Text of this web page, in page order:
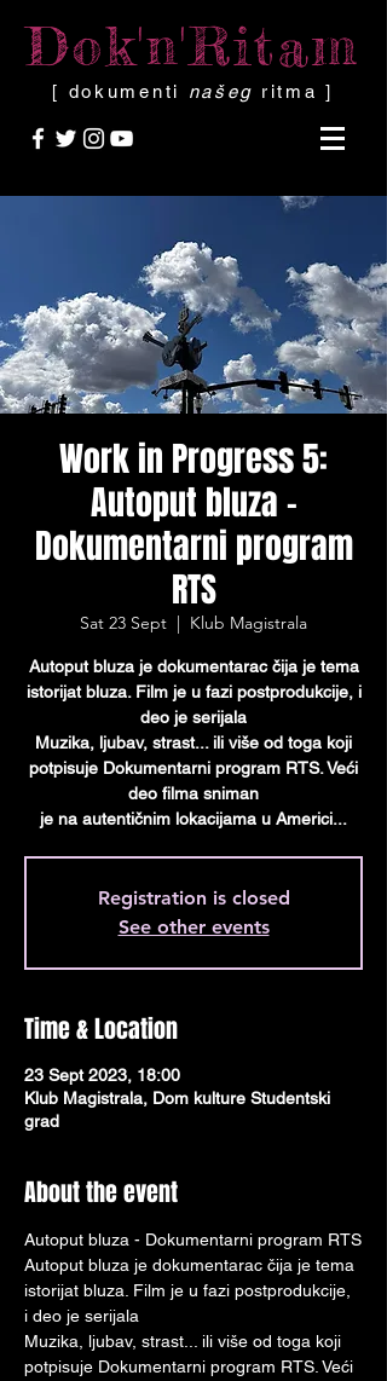
Dok'n'Ritam
[ dokumenti našeg ritma ]
Work in Progress 5:
Autoput bluza -
Dokumentarni program
RTS
Sat 23 Sept
  |
Klub Magistrala
Autoput bluza je dokumentarac čija je tema
istorijat bluza. Film je u fazi postprodukcije, i
deo je serijala
Muzika, ljubav, strast... ili više od toga koji
potpisuje Dokumentarni program RTS. Veći
deo filma sniman
je na autentičnim lokacijama u Americi...
Registration is closed
See other events
Time & Location
23 Sept 2023, 18:00
Klub Magistrala, Dom kulture Studentski
grad
About the event
Autoput bluza - Dokumentarni program RTS
Autoput bluza je dokumentarac čija je tema
istorijat bluza. Film je u fazi postprodukcije,
i deo je serijala
Muzika, ljubav, strast... ili više od toga koji
potpisuje Dokumentarni program RTS. Veći